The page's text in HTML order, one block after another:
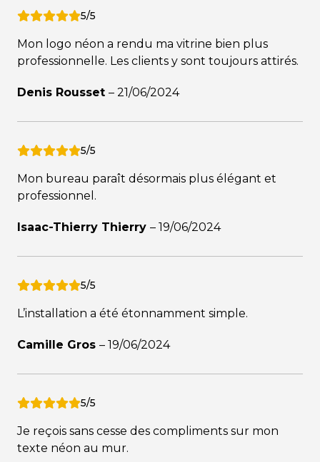
5/5
Mon logo néon a rendu ma vitrine bien plus
professionnelle. Les clients y sont toujours attirés.
Denis Rousset – 21/06/2024
5/5
Mon bureau paraît désormais plus élégant et
professionnel.
Isaac-Thierry Thierry – 19/06/2024
5/5
L’installation a été étonnamment simple.
Camille Gros – 19/06/2024
5/5
Je reçois sans cesse des compliments sur mon
texte néon au mur.